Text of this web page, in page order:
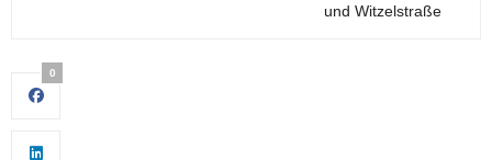
und Witzelstraße
0